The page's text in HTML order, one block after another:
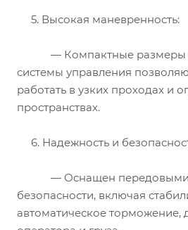
5. Высокая маневренность:
— Компактные размеры
системы управления
работать в узких проходах и
пространствах.
6. Надежность и
— Оснащен передовыми
безопасности, включая
автоматическое торможение,